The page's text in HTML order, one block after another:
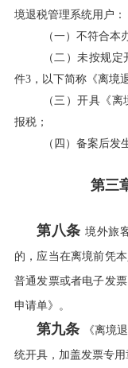
境退税管理系统用户：
（一）不符合本
（二）未按规
件3，以下简称《离境
（三）开具《
报税；
（四）备案后发
第三
第八条 境外旅
的，应当在离境前凭
普通发票或者电子发
申请单》。
第九条 《离境
统开具，加盖发票专用